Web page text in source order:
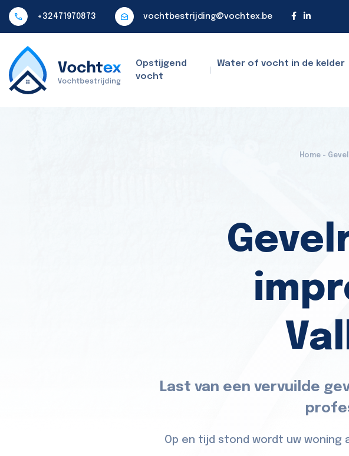
+32471970873 vochtbestrijding@vochtex.be
Opstijgend
vocht
Water of vocht in de kelder
Home -
Last van een vervuilde
Op en tijd stond wordt uw woning